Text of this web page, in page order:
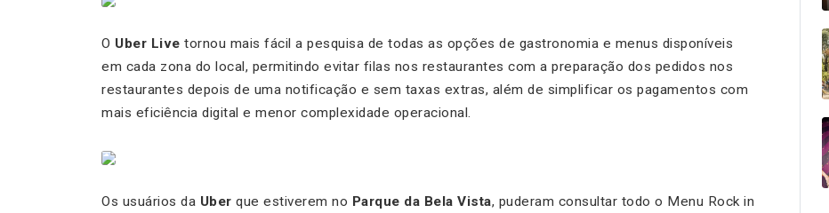
O Uber Live tornou mais fácil a pesquisa de todas as opções de gastronomia e menus disponíveis
em cada zona do local, permitindo evitar filas nos restaurantes com a preparação dos pedidos nos
restaurantes depois de uma notificação e sem taxas extras, além de simplificar os pagamentos com
mais eficiência digital e menor complexidade operacional.
Os usuários da Uber que estiverem no Parque da Bela Vista, puderam consultar todo o Menu Rock in